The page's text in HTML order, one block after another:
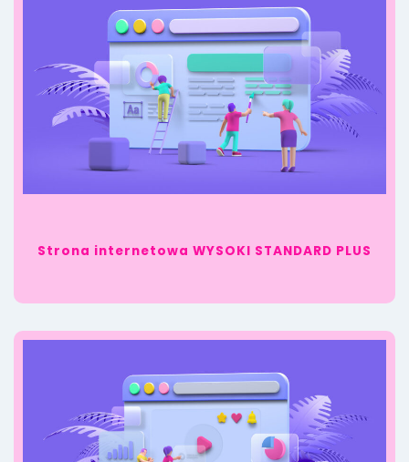
Strona internetowa WYSOKI STANDARD PLUS